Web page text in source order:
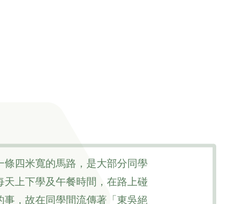
四米寬的馬路，是大部分同學
上下學及午餐時間，在路上碰
，故在同學間流傳著「東吳絕